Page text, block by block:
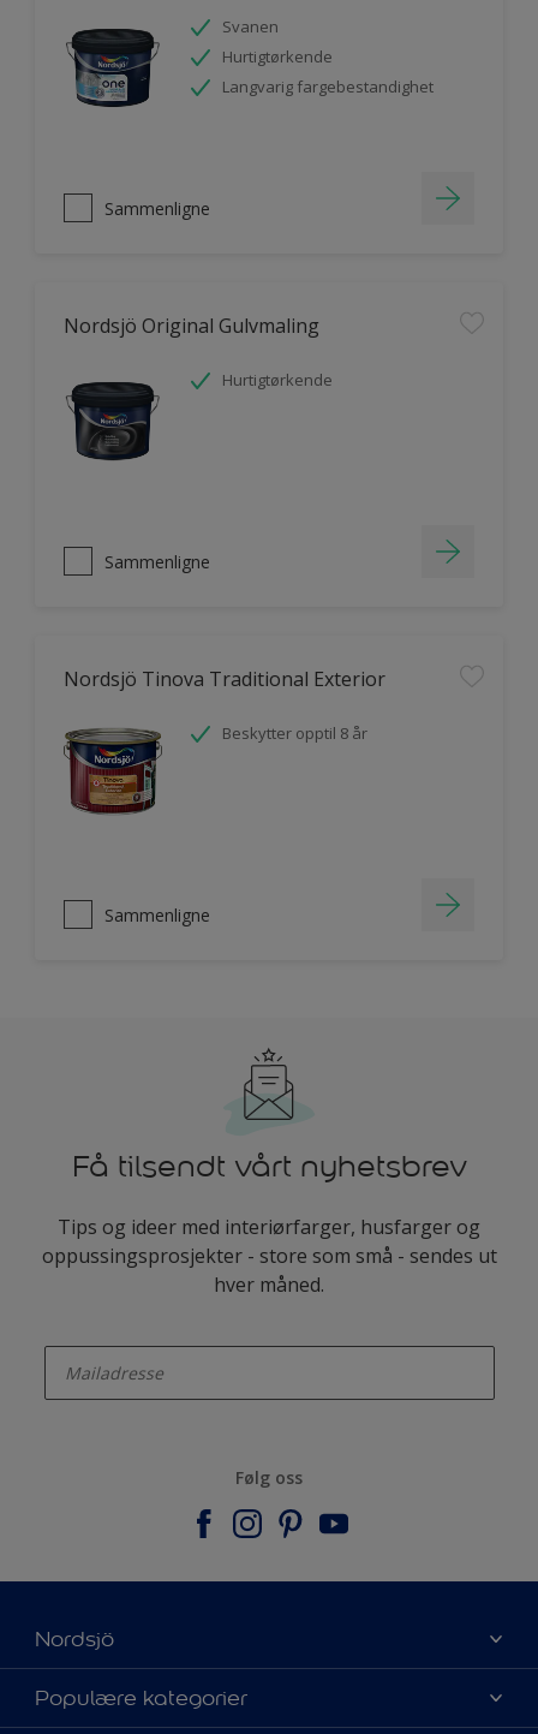
Svanen
Hurtigtørkende
Langvarig fargebestandighet
Sammenligne
Nordsjö Original Gulvmaling
Hurtigtørkende
Sammenligne
Nordsjö Tinova Traditional Exterior
Beskytter opptil 8 år
Sammenligne
Få tilsendt vårt nyhetsbrev
Tips og ideer med interiørfarger, husfarger og
oppussingsprosjekter - store som små - sendes ut
hver måned.
Følg oss
Nordsjö
Om Nordsjö
Kontakt oss
Populære kategorier